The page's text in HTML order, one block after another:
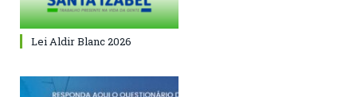
Lei Aldir Blanc 2026